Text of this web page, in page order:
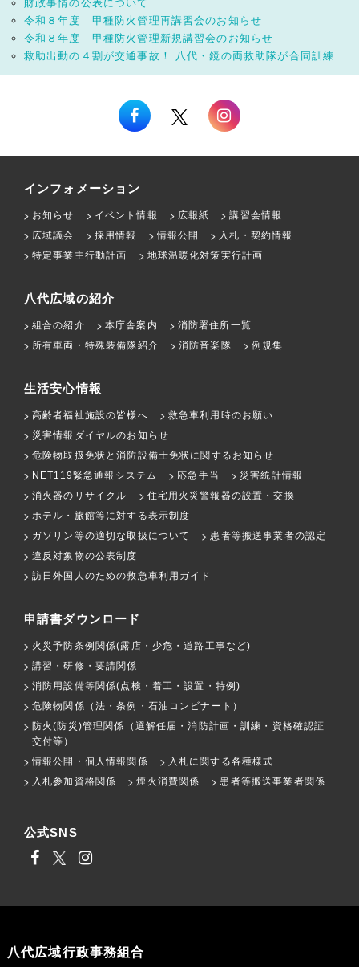
財政事情の公表について
令和８年度 甲種防火管理再講習会のお知らせ
令和８年度 甲種防火管理新規講習会のお知らせ
救助出動の４割が交通事故！ 八代・鏡の両救助隊が合同訓練
インフォメーション
お知らせ イベント情報 広報紙
講習会情報
広域議会
採用情報 情報公開
入札・契約情報
特定事業主行動計画
地球温暖化対策実行計画
八代広域の紹介
組合の紹介 本庁舎案内
消防署住所一覧
所有車両・特殊装備隊紹介
消防音楽隊 例規集
生活安心情報
高齢者福祉施設の皆様へ
救急車利用時のお願い
災害情報ダイヤルのお知らせ
危険物取扱免状と消防設備士免状に関するお知らせ
NET119緊急通報システム
応急手当
災害統計情報
消火器のリサイクル
住宅用火災警報器の設置・交換
ホテル・旅館等に対する表示制度
ガソリン等の適切な取扱について
患者等搬送事業者の認定
違反対象物の公表制度
訪日外国人のための救急車利用ガイド
申請書ダウンロード
火災予防条例関係(露店・少危・道路工事など)
講習・研修・要請関係
消防用設備等関係(点検・着工・設置・特例)
危険物関係（法・条例・石油コンビナート）
防火(防災)管理関係（選解任届・消防計画・訓練・資格確認証
交付等）
情報公開・個人情報関係
入札に関する各種様式
入札参加資格関係
煙火消費関係 患者等搬送事業者関係
公式SNS
八代広域行政事務組合